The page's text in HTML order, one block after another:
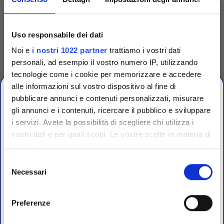
Uso responsabile dei dati
Noi e i nostri 1022 partner trattiamo i vostri dati
personali, ad esempio il vostro numero IP, utilizzando
tecnologie come i cookie per memorizzare e accedere
alle informazioni sul vostro dispositivo al fine di
pubblicare annunci e contenuti personalizzati, misurare
gli annunci e i contenuti, ricercare il pubblico e sviluppare
i servizi. Avete la possibilità di scegliere chi utilizza i
vostri dati e per quali scopi. Le vostre scelte in materia di
modificare o revocare il proprio consenso in qualsiasi
momento dalla Dichiarazione sui cookie o facendo clic
delNecessari
Preferenze
Competenza
Fornitori specializzati per laboratori conto terzi e
controllo qualità industriale
OFFERTE PROMO
Scopri le migliori offerte del momento su molti dei